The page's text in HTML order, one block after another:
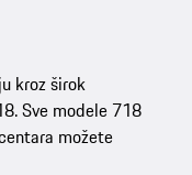
kroz širok
Sve modele 718
možete